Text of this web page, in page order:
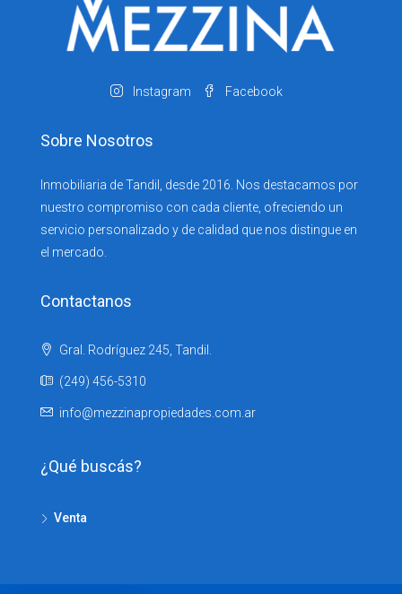
Instagram Facebook
Sobre Nosotros
Inmobiliaria de Tandil, desde 2016. Nos destacamos por
nuestro compromiso con cada cliente, ofreciendo un
servicio personalizado y de calidad que nos distingue en
el mercado.
Contactanos
Gral. Rodríguez 245, Tandil.
(249) 456-5310
info@mezzinapropiedades.com.ar
¿Qué buscás?
Venta